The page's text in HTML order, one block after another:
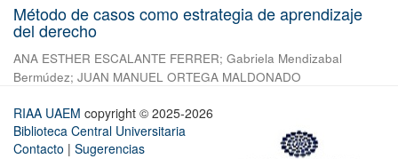
Método de casos como estrategia de aprendizaje
del derecho
ANA ESTHER ESCALANTE FERRER; Gabriela Mendizabal
Bermúdez; JUAN MANUEL ORTEGA MALDONADO
RIAA UAEM copyright © 2025-2026
Biblioteca Central Universitaria
Contacto | Sugerencias